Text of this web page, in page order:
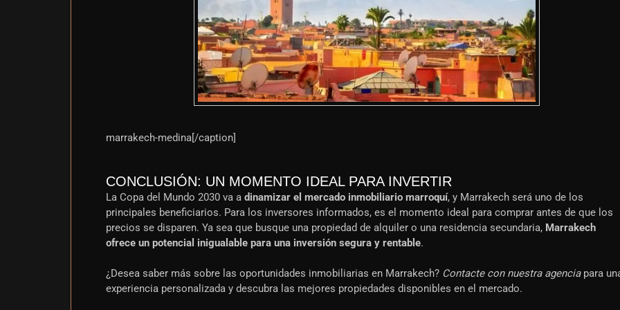
marrakech-medina[/caption]
CONCLUSIÓN: UN MOMENTO IDEAL PARA INVERTIR
La Copa del Mundo 2030 va a dinamizar el mercado inmobiliario marroquí, y Marrakech será uno de los
principales beneficiarios. Para los inversores informados, es el momento ideal para comprar antes de que los
precios se disparen. Ya sea que busque una propiedad de alquiler o una residencia secundaria, Marrakech
ofrece un potencial inigualable para una inversión segura y rentable.
¿Desea saber más sobre las oportunidades inmobiliarias en Marrakech? Contacte con nuestra agenciapara
experiencia personalizada y descubra las mejores propiedades disponibles en el mercado.